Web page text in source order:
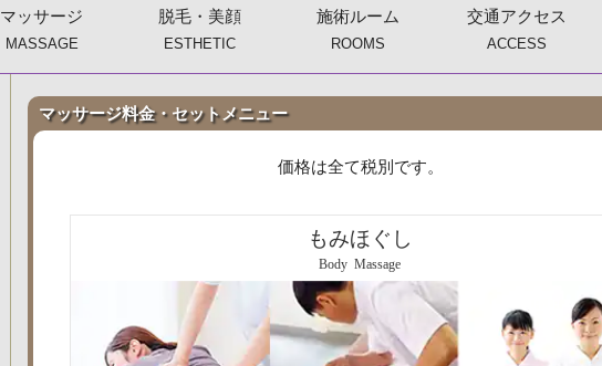
マッサージ
MASSAGE
脱毛・美顔
ESTHETIC
施術ルーム
ROOMS
交通アクセス
ACCESS
マッサージ料金・セットメニュー
価格は全て税別です。
もみほぐし
Body Massage